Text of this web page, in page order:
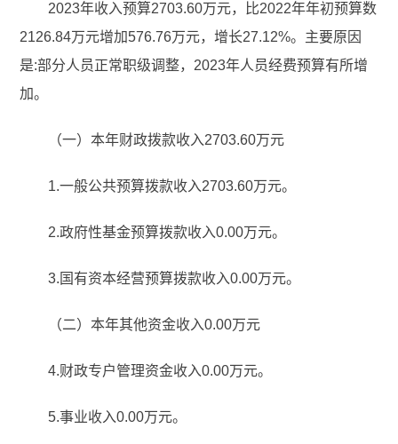
2023年收入预算2703.60万元，比2022年年初预算数
2126.84万元增加576.76万元，增长27.12%。主要原因
是:部分人员正常职级调整，2023年人员经费预算有所增
加。
（一）本年财政拨款收入2703.60万元
1.一般公共预算拨款收入2703.60万元。
2.政府性基金预算拨款收入0.00万元。
3.国有资本经营预算拨款收入0.00万元。
（二）本年其他资金收入0.00万元
4.财政专户管理资金收入0.00万元。
5.事业收入0.00万元。